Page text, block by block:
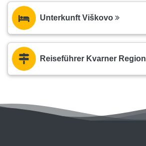
Unterkunft Viškovo
Reiseführer Kvarner Region